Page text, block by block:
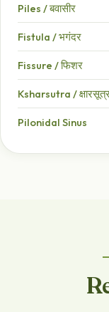
Piles / बवासीर
Fistula / भगंदर
Fissure / फिशर
Ksharsutra /
Pilonidal Sinus